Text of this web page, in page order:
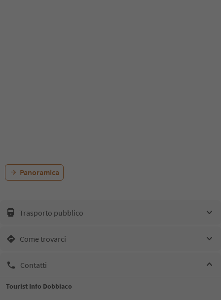
Panoramica
Trasporto pubblico
Come trovarci
Contatti
Tourist Info Dobbiaco